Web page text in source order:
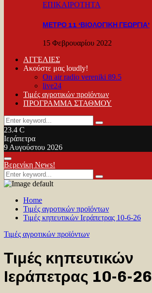
ΕΠΙΚΑΙΡΟΤΗΤΑ
ΜΕΤΡΟ 11 ‘ΒΙΟΛΟΓΙΚΗ ΓΕΩΡΓΙΑ’
15 Φεβρουαρίου 2022
ΑΓΓΕΛΙΕΣ
Ακούστε μας loudly!
On air radio vereniki 89.5
live24
Τιμές αγροτικών προϊόντων
ΠΡΟΓΡΑΜΜΑ ΣΤΑΘΜΟΥ
Search
for:
Search
23.4 C
Ιεράπετρα
9 Αυγούστου 2026
Facebook
Twitter
Youtube
Primary
Menu
Βερενίκη News!
Search
for:
Search
Home
Τιμές αγροτικών προϊόντων
Τιμές κηπευτικών Ιεράπετρας 10-6-26
Τιμές αγροτικών προϊόντων
Τιμές κηπευτικών
Ιεράπετρας 10-6-26